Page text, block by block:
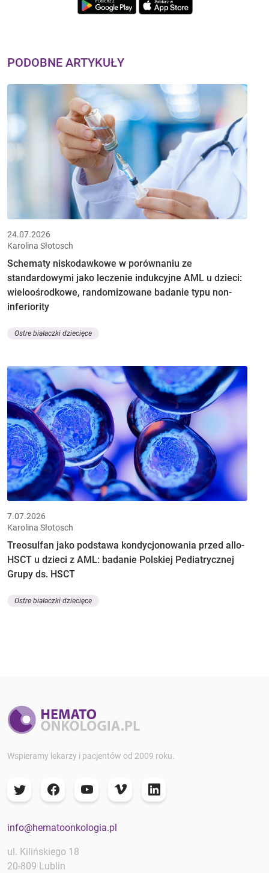
PODOBNE ARTYKUŁY
24.07.2026
Karolina Słotosch
Schematy niskodawkowe w porównaniu ze
standardowymi jako leczenie indukcyjne AML u dzieci:
wieloośrodkowe, randomizowane badanie typu non-
inferiority
Ostre białaczki dziecięce
7.07.2026
Karolina Słotosch
Treosulfan jako podstawa kondycjonowania przed allo-
HSCT u dzieci z AML: badanie Polskiej Pediatrycznej
Grupy ds. HSCT
Ostre białaczki dziecięce
Wspieramy lekarzy i pacjentów od 2009 roku.
info@hematoonkologia.pl
ul. Kilińskiego 18
20-809 Lublin